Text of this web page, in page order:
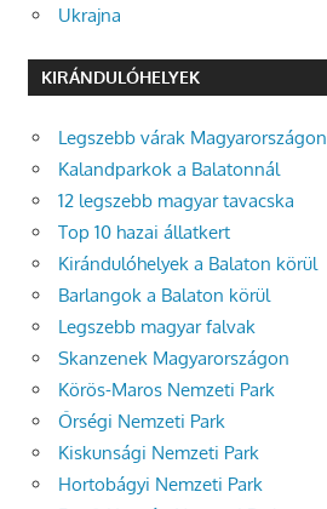
Ukrajna
KIRÁNDULÓHELYEK
Legszebb várak Magyarországon
Kalandparkok a Balatonnál
12 legszebb magyar tavacska
Top 10 hazai állatkert
Kirándulóhelyek a Balaton körül
Barlangok a Balaton körül
Legszebb magyar falvak
Skanzenek Magyarországon
Körös-Maros Nemzeti Park
Őrségi Nemzeti Park
Kiskunsági Nemzeti Park
Hortobágyi Nemzeti Park